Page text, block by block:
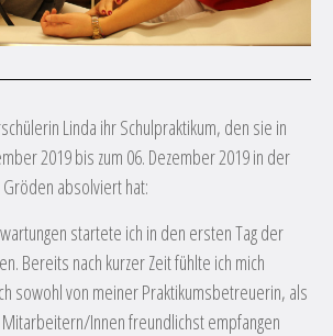
Linda ihr Schulpraktikum, den sie in
2019 bis zum 06. Dezember 2019 in der
absolviert hat:
startete ich in den ersten Tag der
Bereits nach kurzer Zeit fühlte ich mich
sowohl von meiner Praktikumsbetreuerin, als
Innen freundlichst empfangen